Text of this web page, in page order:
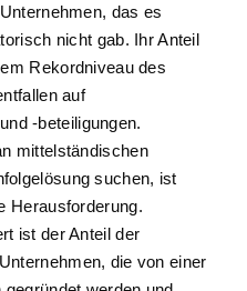
das es
nicht gab. Ihr Anteil
Rekordniveau des
auf
-beteiligungen.
mittelständischen
suchen, ist
Herausforderung.
ist der Anteil der
die von einer